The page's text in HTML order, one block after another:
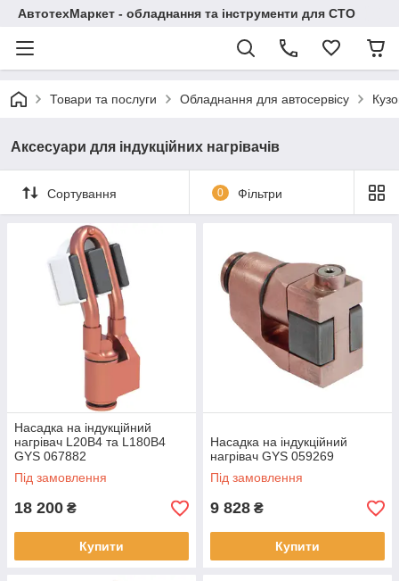
АвтотехМаркет - обладнання та інструменти для СТО
Товари та послуги Обладнання для автосервісу
Аксесуари для індукційних нагрівачів
Сортування 0 Фільтри
Насадка на індукційний
нагрівач L20B4 та L180B4
GYS 067882
Під замовлення
18 200 ₴
Купити
Насадка на індукційний
нагрівач GYS 059269
Під замовлення
9 828 ₴
Купити